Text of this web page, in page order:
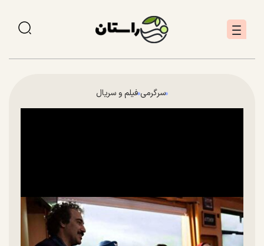
سرگرمی فیلم و سریال